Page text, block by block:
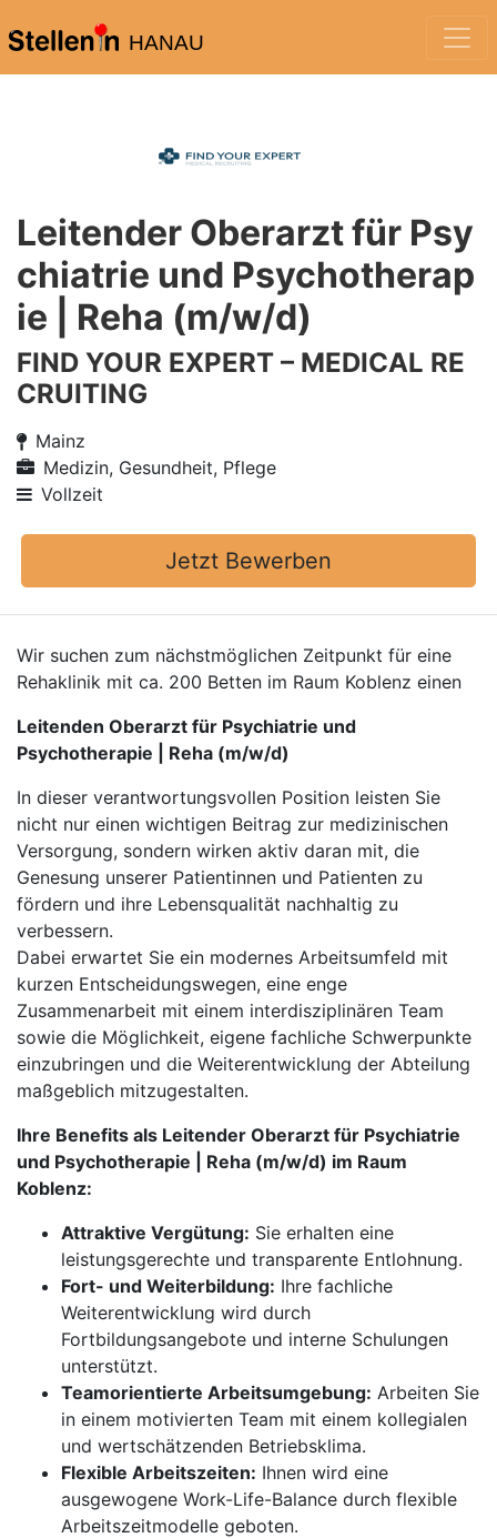
HANAU
Leitender Oberarzt für Psy
chiatrie und Psychotherap
ie | Reha (m/w/d)
FIND YOUR EXPERT – MEDICAL RE
CRUITING
Mainz
Medizin, Gesundheit, Pflege
Vollzeit
Jetzt Bewerben
Wir suchen zum nächstmöglichen Zeitpunkt für eine
Rehaklinik mit ca. 200 Betten im Raum Koblenz einen
Leitenden Oberarzt für Psychiatrie und
Psychotherapie | Reha (m/w/d)
In dieser verantwortungsvollen Position leisten Sie
nicht nur einen wichtigen Beitrag zur medizinischen
Versorgung, sondern wirken aktiv daran mit, die
Genesung unserer Patientinnen und Patienten zu
fördern und ihre Lebensqualität nachhaltig zu
verbessern.
Dabei erwartet Sie ein modernes Arbeitsumfeld mit
kurzen Entscheidungswegen, eine enge
Zusammenarbeit mit einem interdisziplinären Team
sowie die Möglichkeit, eigene fachliche Schwerpunkte
einzubringen und die Weiterentwicklung der Abteilung
maßgeblich mitzugestalten.
Ihre Benefits als Leitender Oberarzt für Psychiatrie
und Psychotherapie | Reha (m/w/d) im Raum
Koblenz:
Attraktive Vergütung: Sie erhalten eine
leistungsgerechte und transparente Entlohnung.
Fort- und Weiterbildung: Ihre fachliche
Weiterentwicklung wird durch
Fortbildungsangebote und interne Schulungen
unterstützt.
Teamorientierte Arbeitsumgebung: Arbeiten Sie
in einem motivierten Team mit einem kollegialen
und wertschätzenden Betriebsklima.
Flexible Arbeitszeiten: Ihnen wird eine
ausgewogene Work-Life-Balance durch flexible
Arbeitszeitmodelle geboten.